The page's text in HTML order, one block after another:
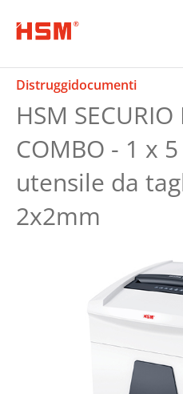
Distruggidocumenti
HSM
COMBO - 1 x
utensile da
2x2mm